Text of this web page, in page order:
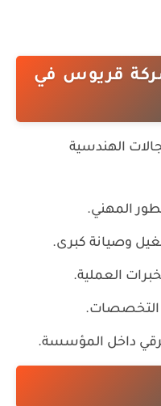
قريوس في
الهندسية
المهني.
وصيانة كبرى.
العملية.
التخصصات.
داخل المؤسسة.